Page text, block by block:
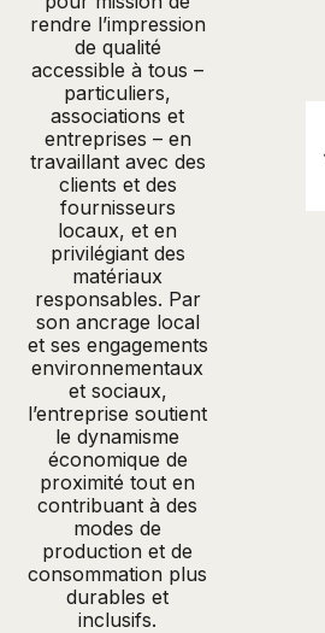
rendre l’impression
de qualité
accessible à tous –
particuliers,
associations et
entreprises – en
travaillant avec des
clients et des
fournisseurs
locaux, et en
privilégiant des
matériaux
responsables. Par
son ancrage local
et ses engagements
environnementaux
et sociaux,
l’entreprise soutient
le dynamisme
économique de
proximité tout en
contribuant à des
modes de
production et de
consommation plus
durables et
inclusifs.